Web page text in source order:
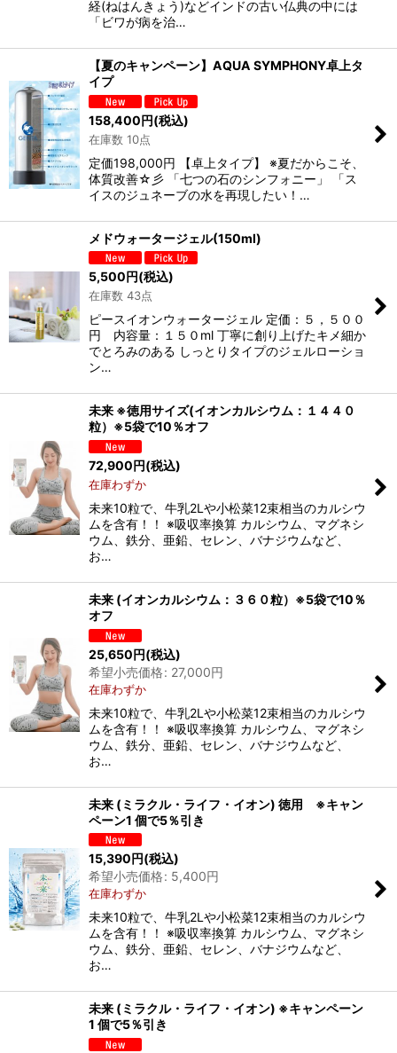
経(ねはんきょう)などインドの古い仏典の中には
「ビワが病を治…
【夏のキャンペーン】AQUA SYMPHONY卓上タ
イプ
158,400円(税込)
在庫数 10点
定価198,000円 【卓上タイプ】 ※夏だからこそ、
体質改善☆彡 「七つの石のシンフォニー」 「ス
イスのジュネーブの水を再現したい！…
メドウォータージェル(150ml)
5,500円(税込)
在庫数 43点
ピースイオンウォータージェル 定価：５，５００
円 内容量：１５０ml 丁寧に創り上げたキメ細か
でとろみのある しっとりタイプのジェルローショ
ン…
未来 ※徳用サイズ(イオンカルシウム：１４４０
粒）※5袋で10％オフ
72,900円(税込)
在庫わずか
未来10粒で、牛乳2Lや小松菜12束相当のカルシウ
ムを含有！！ ※吸収率換算 カルシウム、マグネシ
ウム、鉄分、亜鉛、セレン、バナジウムなど、
お…
未来 (イオンカルシウム：３６０粒）※5袋で10％
オフ
25,650円(税込)
希望小売価格: 27,000円
在庫わずか
未来10粒で、牛乳2Lや小松菜12束相当のカルシウ
ムを含有！！ ※吸収率換算 カルシウム、マグネシ
ウム、鉄分、亜鉛、セレン、バナジウムなど、
お…
未来 (ミラクル・ライフ・イオン) 徳用 ※キャン
ペーン1 個で5％引き
15,390円(税込)
希望小売価格: 5,400円
在庫わずか
未来10粒で、牛乳2Lや小松菜12束相当のカルシウ
ムを含有！！ ※吸収率換算 カルシウム、マグネシ
ウム、鉄分、亜鉛、セレン、バナジウムなど、
お…
未来 (ミラクル・ライフ・イオン) ※キャンペーン
1 個で5％引き